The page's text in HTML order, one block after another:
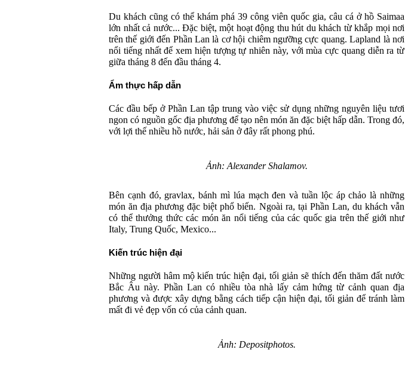
Du khách cũng có thể khám phá 39 công viên quốc gia, câu cá ở hồ Saimaa
lớn nhất cả nước... Đặc biệt, một hoạt động thu hút du khách từ khắp mọi nơi
trên thế giới đến Phần Lan là cơ hội chiêm ngưỡng cực quang. Lapland là nơi
nổi tiếng nhất để xem hiện tượng tự nhiên này, với mùa cực quang diễn ra từ
giữa tháng 8 đến đầu tháng 4.
Ẩm thực hấp dẫn
Các đầu bếp ở Phần Lan tập trung vào việc sử dụng những nguyên liệu tươi
ngon có nguồn gốc địa phương để tạo nên món ăn đặc biệt hấp dẫn. Trong đó,
với lợi thế nhiều hồ nước, hải sản ở đây rất phong phú.
Ảnh: Alexander Shalamov.
Bên cạnh đó, gravlax, bánh mì lúa mạch đen và tuần lộc áp chảo là những
món ăn địa phương đặc biệt phổ biến. Ngoài ra, tại Phần Lan, du khách vẫn
có thể thưởng thức các món ăn nổi tiếng của các quốc gia trên thế giới như
Italy, Trung Quốc, Mexico...
Kiến trúc hiện đại
Những người hâm mộ kiến trúc hiện đại, tối giản sẽ thích đến thăm đất nước
Bắc Âu này. Phần Lan có nhiều tòa nhà lấy cảm hứng từ cảnh quan địa
phương và được xây dựng bằng cách tiếp cận hiện đại, tối giản để tránh làm
mất đi vẻ đẹp vốn có của cảnh quan.
Ảnh: Depositphotos.